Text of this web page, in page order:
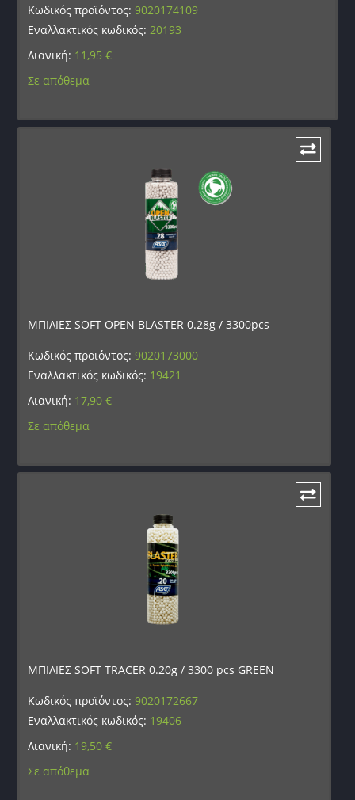
Κωδικός προϊόντος:9020174109
Εναλλακτικός κωδικός:20193
Λιανική: 11,95€
Σε απόθεμα
ΜΠΙΛΙΕΣ SOFT OPEN BLASTER 0.28g / 3300pcs
Κωδικός προϊόντος:9020173000
Εναλλακτικός κωδικός: 19421
Λιανική: 17,90€
Σε απόθεμα
ΜΠΙΛΙΕΣ SOFT TRACER 0.20g / 3300 pcs GREEN
Κωδικός προϊόντος:9020172667
Εναλλακτικός κωδικός: 19406
Λιανική: 19,50€
Σε απόθεμα